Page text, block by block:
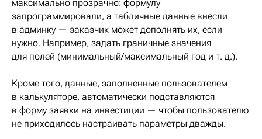
максимально прозрачно: формулу
запрограммировали, а табличные данные внесли
в админку — заказчик может дополнять их, если
нужно. Например, задать граничные значения
для полей (минимальный/максимальный год и т. д.).
Кроме того, данные, заполненные пользователем
в калькуляторе, автоматически подставляются
в форму заявки на инвестиции — чтобы пользователю
не приходилось настраивать параметры дважды.